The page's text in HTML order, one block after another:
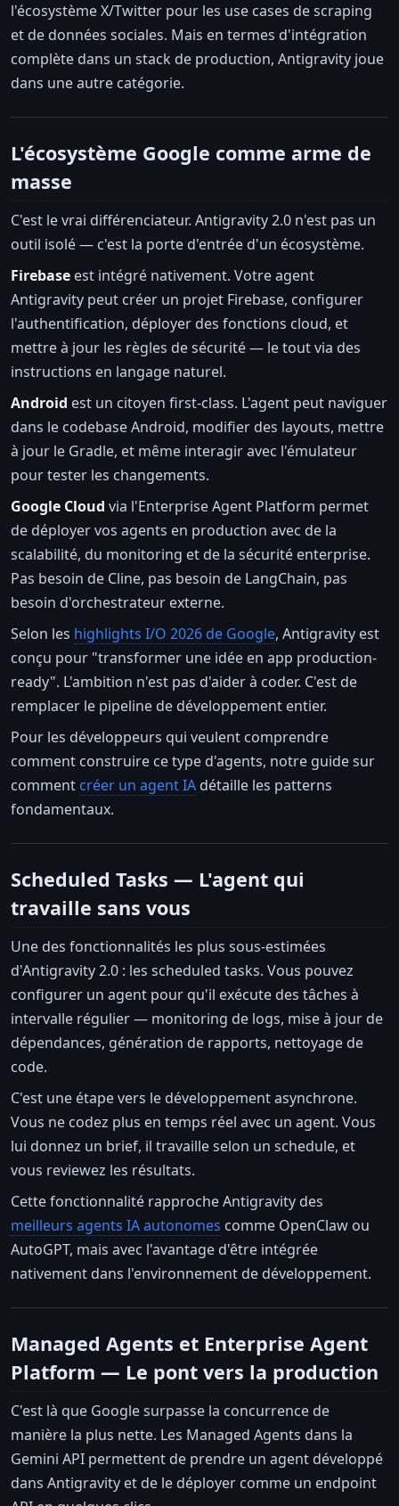
l'écosystème X/Twitter pour les use cases de scraping
et de données sociales. Mais en termes d'intégration
complète dans un stack de production, Antigravity joue
dans une autre catégorie.
L'écosystème Google comme arme de
masse
C'est le vrai différenciateur. Antigravity 2.0 n'est pas un
outil isolé — c'est la porte d'entrée d'un écosystème.
Firebase est intégré nativement. Votre agent
Antigravity peut créer un projet Firebase, configurer
l'authentification, déployer des fonctions cloud, et
mettre à jour les règles de sécurité — le tout via des
instructions en langage naturel.
Android est un citoyen first-class. L'agent peut naviguer
dans le codebase Android, modifier des layouts, mettre
à jour le Gradle, et même interagir avec l'émulateur
pour tester les changements.
Google Cloud via l'Enterprise Agent Platform permet
de déployer vos agents en production avec de la
scalabilité, du monitoring et de la sécurité enterprise.
Pas besoin de Cline, pas besoin de LangChain, pas
besoin d'orchestrateur externe.
Selon les highlights I/O 2026 de Google, Antigravity est
conçu pour "transformer une idée en app production-
ready". L'ambition n'est pas d'aider à coder. C'est de
remplacer le pipeline de développement entier.
Pour les développeurs qui veulent comprendre
comment construire ce type d'agents, notre guide sur
comment créer un agent IA détaille les patterns
fondamentaux.
Scheduled Tasks — L'agent qui
travaille sans vous
Une des fonctionnalités les plus sous-estimées
d'Antigravity 2.0 : les scheduled tasks. Vous pouvez
configurer un agent pour qu'il exécute des tâches à
intervalle régulier — monitoring de logs, mise à jour de
dépendances, génération de rapports, nettoyage de
code.
C'est une étape vers le développement asynchrone.
Vous ne codez plus en temps réel avec un agent. Vous
lui donnez un brief, il travaille selon un schedule, et
vous reviewez les résultats.
Cette fonctionnalité rapproche Antigravity des
meilleurs agents IA autonomes comme OpenClaw ou
AutoGPT, mais avec l'avantage d'être intégrée
nativement dans l'environnement de développement.
Managed Agents et Enterprise Agent
Platform — Le pont vers la production
C'est là que Google surpasse la concurrence de
manière la plus nette. Les Managed Agents dans la
Gemini API permettent de prendre un agent développé
dans Antigravity et de le déployer comme un endpoint